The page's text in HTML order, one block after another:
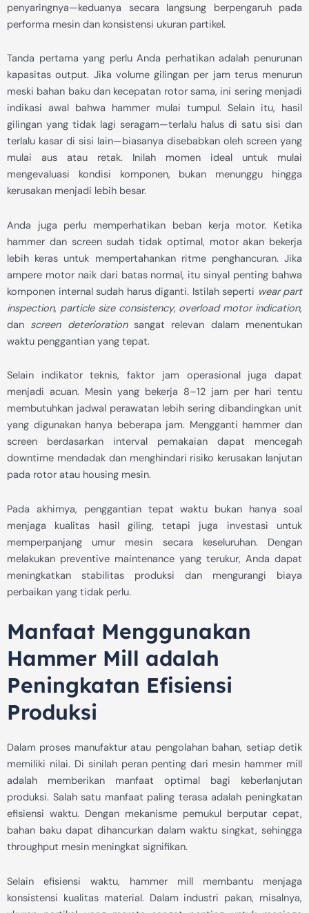
penyaringnya—keduanya secara langsung berpengaruh pada
performa mesin dan konsistensi ukuran partikel.
Tanda pertama yang perlu Anda perhatikan adalah penurunan
kapasitas output. Jika volume gilingan per jam terus menurun
meski bahan baku dan kecepatan rotor sama, ini sering menjadi
indikasi awal bahwa hammer mulai tumpul. Selain itu, hasil
gilingan yang tidak lagi seragam—terlalu halus di satu sisi dan
terlalu kasar di sisi lain—biasanya disebabkan oleh screen yang
mulai aus atau retak. Inilah momen ideal untuk mulai
mengevaluasi kondisi komponen, bukan menunggu hingga
kerusakan menjadi lebih besar.
Anda juga perlu memperhatikan beban kerja motor. Ketika
hammer dan screen sudah tidak optimal, motor akan bekerja
lebih keras untuk mempertahankan ritme penghancuran. Jika
ampere motor naik dari batas normal, itu sinyal penting bahwa
komponen internal sudah harus diganti. Istilah seperti wear part
inspection, particle size consistency, overload motor indication,
dan screen deteriorationsangat relevan dalam menentukan
waktu penggantian yang tepat.
Selain indikator teknis, faktor jam operasional juga dapat
menjadi acuan. Mesin yang bekerja 8–12 jam per hari tentu
membutuhkan jadwal perawatan lebih sering dibandingkan unit
yang digunakan hanya beberapa jam. Mengganti hammer dan
screen berdasarkan interval pemakaian dapat mencegah
downtime mendadak dan menghindari risiko kerusakan lanjutan
pada rotor atau housing mesin.
Pada akhirnya, penggantian tepat waktu bukan hanya soal
menjaga kualitas hasil giling, tetapi juga investasi untuk
memperpanjang umur mesin secara keseluruhan. Dengan
melakukan preventive maintenance yang terukur, Anda dapat
meningkatkan stabilitas produksi dan mengurangi biaya
perbaikan yang tidak perlu.
Manfaat Menggunakan
Hammer Mill adalah
Peningkatan Efisiensi
Produksi
Dalam proses manufaktur atau pengolahan bahan, setiap detik
memiliki nilai. Di sinilah peran penting dari mesin hammer mill
adalah memberikan manfaat optimal bagi keberlanjutan
produksi. Salah satu manfaat paling terasa adalah peningkatan
efisiensi waktu. Dengan mekanisme pemukul berputar cepat,
bahan baku dapat dihancurkan dalam waktu singkat, sehingga
throughput mesin meningkat signifikan.
Selain efisiensi waktu, hammer mill membantu menjaga
konsistensi kualitas material. Dalam industri pakan, misalnya,